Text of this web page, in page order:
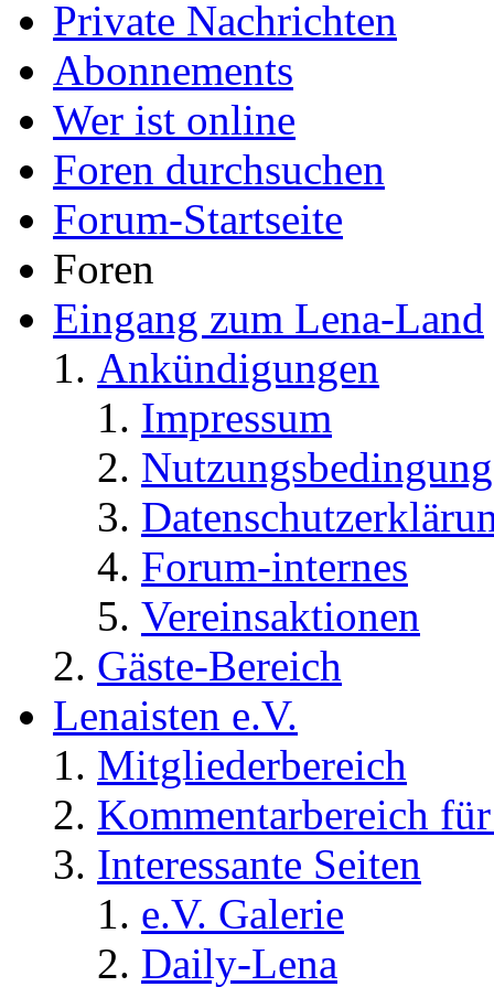
Private Nachrichten
Abonnements
Wer ist online
Foren durchsuchen
Forum-Startseite
Foren
Eingang zum Lena-Land
Ankündigungen
Impressum
Forum-internes
Vereinsaktionen
Gäste-Bereich
Lenaisten e.V.
Mitgliederbereich
Kommentarbereich
Interessante Seiten
e.V. Galerie
Daily-Lena